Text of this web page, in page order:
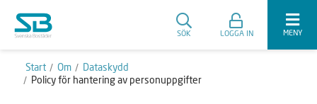
SÖK LOGGA IN MENY
Start Om
Dataskydd
Policy för hantering av personuppgifter